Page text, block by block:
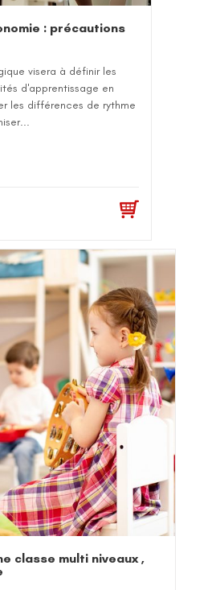
: précautions
visera à définir les
d'apprentissage en
les différences de rythme
classe multi niveaux ,